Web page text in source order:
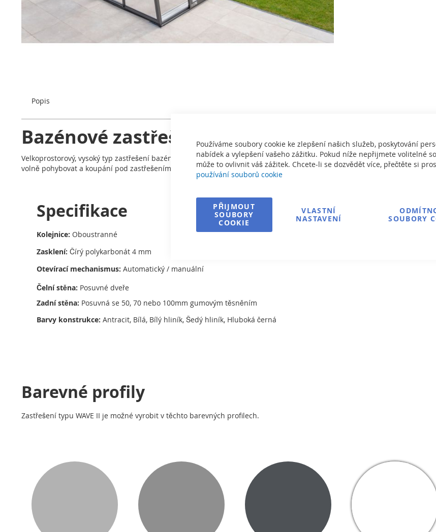
Používáme soubory cookie ke zlepšení našich služeb, poskytování
nabídek a vylepšení vašeho zážitku. Pokud níže nepřijmete volitelné
může to ovlivnit váš zážitek. Chcete-li se dozvědět více, přečtěte si
používání souborů cookie
PŘIJMOUT
SOUBORY
COOKIE
VLASTNÍ
NASTAVENÍ
SOUBORY
obrázky
Popis
Bazénové zastřešení WAVE II
Velkoprostorový, vysoký typ zastřešení bazénu. Řada WAVE II má moderní design s rovnými stěnami a zesíleným
volně pohybovat a koupání pod zastřešením je příjemným zážitkem i za deštivého počasí.
Specifikace
Kolejnice: Oboustranné
Zasklení: Čírý polykarbonát 4 mm
Otevírací mechanismus: Automatický / manuální
Čelní stěna: Posuvné dveře
Zadní stěna: Posuvná se 50, 70 nebo 100mm gumovým těsněním
Barvy konstrukce: Antracit, Bílá, Bílý hliník, Šedý hliník, Hluboká černá
Bazénové zastřešení s
Barevné profily
Zastřešení typu WAVE II je možné vyrobit v těchto barevných profilech.